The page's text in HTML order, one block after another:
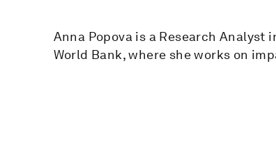
Anna Popova is a Research
World Bank, where she works on